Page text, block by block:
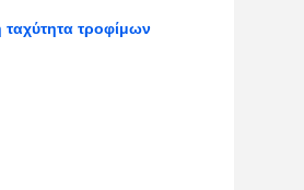
ταχύτητα τροφίμων